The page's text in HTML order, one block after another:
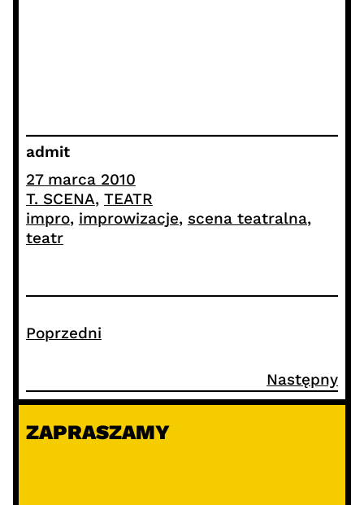
admit
27 marca 2010
T. SCENA, TEATR
impro, improwizacje, scena teatralna ,
teatr
Poprzedni
Następny
ZAPRASZAMY